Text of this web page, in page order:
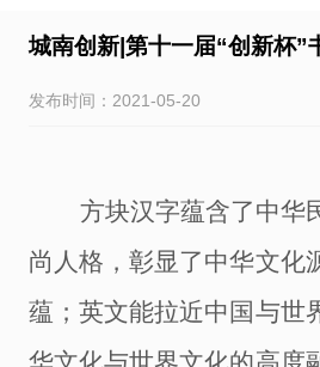
城南创新|第十一届“创新杯”
发布时间：2021-05-20
方块汉字蕴含了中华
尚人格，彰显了中华文化
蕴；英文能拉近中国与世